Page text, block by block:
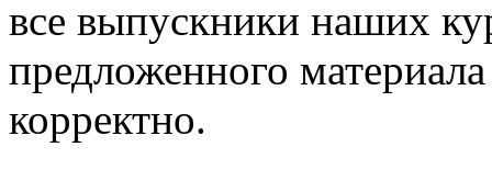
все выпускники наших
предложенного
корректно.